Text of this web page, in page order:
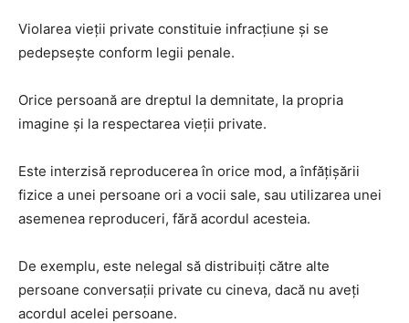
Violarea vieții private constituie infracţiune și se
pedepseşte conform legii penale.
Orice persoană are dreptul la demnitate, la propria
imagine și la respectarea vieții private.
Este interzisă reproducerea în orice mod, a înfățișării
fizice a unei persoane ori a vocii sale, sau utilizarea unei
asemenea reproduceri, fără acordul acesteia.
De exemplu, este nelegal să distribuiți către alte
persoane conversații private cu cineva, dacă nu aveți
acordul acelei persoane.